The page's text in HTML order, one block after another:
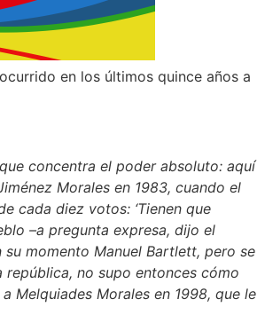
en los últimos quince años a
concentra el poder absoluto: aquí
Morales en 1983, cuando el
cada diez votos: ‘Tienen que
–a pregunta expresa, dijo el
su momento Manuel Bartlett, pero se
no supo entonces cómo
Melquiades Morales en 1998, que le